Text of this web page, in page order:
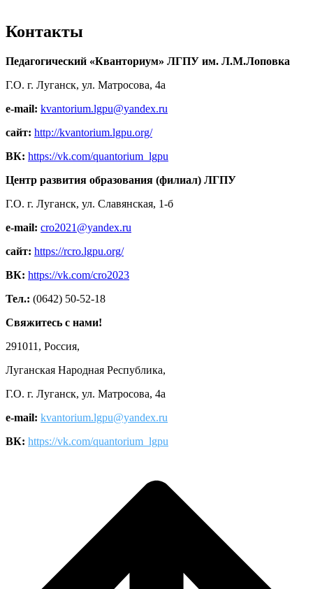
Контакты
Педагогический «Кванториум» ЛГПУ им. Л.М.Лоповка
Г.О. г. Луганск, ул. Матросова, 4а
e-mail: kvantorium.lgpu@yandex.ru
сайт: http://kvantorium.lgpu.org/
ВК: https://vk.com/quantorium_lgpu
Центр развития образования (филиал) ЛГПУ
Г.О. г. Луганск, ул. Славянская, 1-б
e-mail: cro2021@yandex.ru
сайт: https://rcro.lgpu.org/
ВК: https://vk.com/cro2023
Тел.: (0642) 50-52-18
Свяжитесь с нами!
291011, Россия,
Луганская Народная Республика,
Г.О. г. Луганск, ул. Матросова, 4а
e-mail: kvantorium.lgpu@yandex.ru
ВК: https://vk.com/quantorium_lgpu